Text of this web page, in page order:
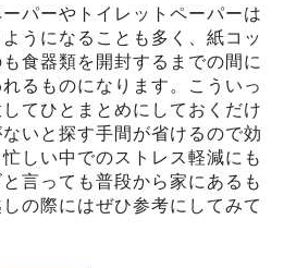
パーやトイレットペーパーは
うになることも多く、紙コッ
食器類を開封するまでの間に
るものになります。こういっ
てひとまとめにしておくだけ
いと探す手間が省けるので効
しい中でのストレス軽減にも
言っても普段から家にあるも
の際にはぜひ参考にしてみて